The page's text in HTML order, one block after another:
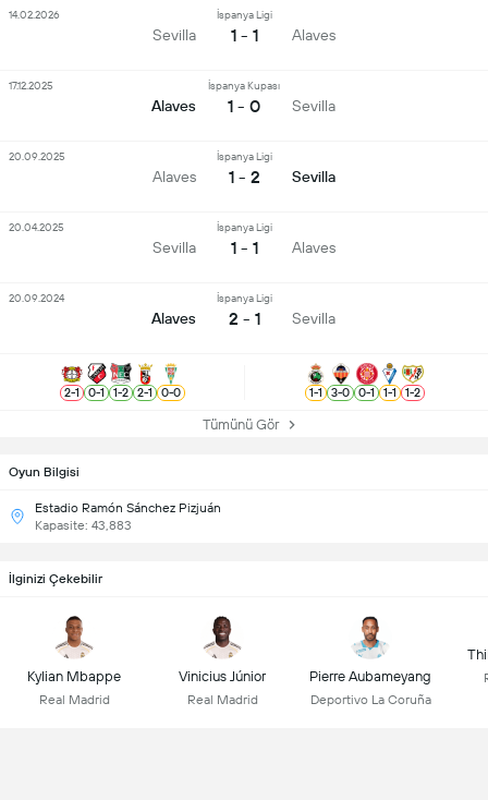
Oyun Bilgisi
Estadio Ramón Sánchez Pizjuán
Kapasite: 43,883
Sevilla
İspanya Ligi
1 - 1 Alaves
14.02.2026
Alaves
İspanya Kupası
1 - 0 Sevilla
17.12.2025
Alaves
İspanya Ligi
1 - 2 Sevilla
20.09.2025
Sevilla
İspanya Ligi
1 - 1 Alaves
20.04.2025
Alaves
İspanya Ligi
2 - 1 Sevilla
20.09.2024
2-1 0-1 1-2 2-1 0-0 1-1 3-0 0-1 1-1 1-2
Tümünü Gör
İlginizi Çekebilir
Kylian Mbappe
Real Madrid
Vinicius Júnior
Real Madrid
Pierre Aubameyang
Deportivo La Coruña